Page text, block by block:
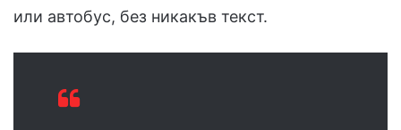
или автобус, без никакъв текст.